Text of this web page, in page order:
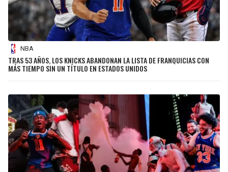
NBA
TRAS 53 AÑOS, LOS KNICKS ABANDONAN LA LISTA DE FRANQUICIAS CON
MÁS TIEMPO SIN UN TÍTULO EN ESTADOS UNIDOS